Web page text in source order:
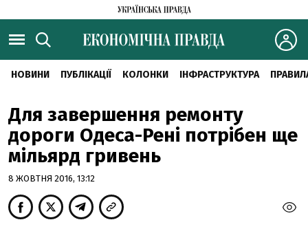
НОВИНИ ПУБЛІКАЦІЇ КОЛОНКИ ІНФРАСТРУКТУРА
Для завершення ремонту
дороги Одеса-Рені потрібен ще
мільярд гривень
8 ЖОВТНЯ 2016, 13:12